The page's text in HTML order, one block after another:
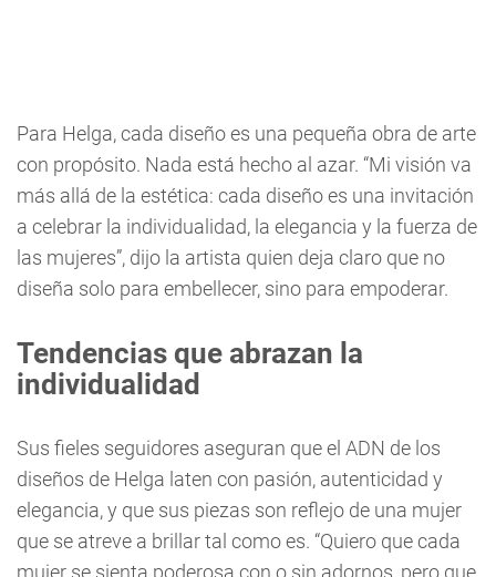
Para Helga, cada diseño es una pequeña obra de arte
con propósito. Nada está hecho al azar. “Mi visión va
más allá de la estética: cada diseño es una invitación
a celebrar la individualidad, la elegancia y la fuerza de
las mujeres”, dijo la artista quien deja claro que no
diseña solo para embellecer, sino para empoderar.
Tendencias que abrazan la
individualidad
Sus fieles seguidores aseguran que el ADN de los
diseños de Helga laten con pasión, autenticidad y
elegancia, y que sus piezas son reflejo de una mujer
que se atreve a brillar tal como es. “Quiero que cada
mujer se sienta poderosa con o sin adornos, pero que